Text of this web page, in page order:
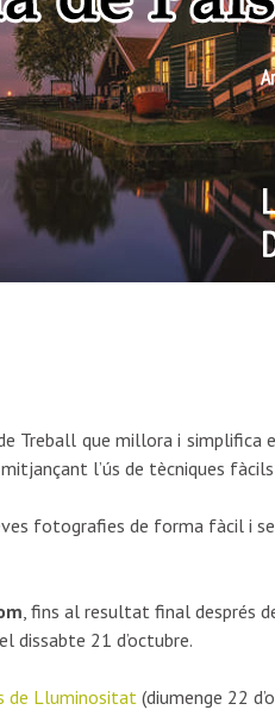
Treball que millora i
l’ús de tècniques fàcils
fotografies de forma fàcil i
, fins al resultat final després
dissabte 21 d’octubre.
de Lluminositat (diumenge 22